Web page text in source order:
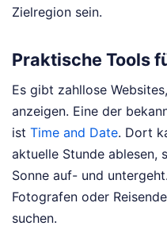
Zielregion sein.
Praktische Tools
Es gibt zahllose
anzeigen. Eine der
ist Time and Date. Dort
aktuelle Stunde ablesen,
Sonne auf- und
Fotografen oder
suchen.